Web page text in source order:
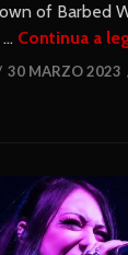
of Barbed
… Continua a
30 MARZO 2023